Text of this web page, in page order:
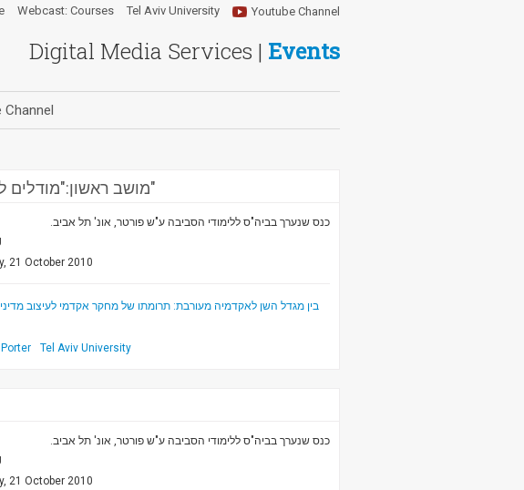
Digital Media Services | Events
Youtube Channel
Webcast: Courses Tel Aviv University
Channel
מושב ראשון:"מודלים לשיתוף פעולה בין מקבלי החלטות לאקדמיה"
כנס שנערך בביה"ס ללימודי הסביבה ע"ש פורטר, אונ' תל אביב.
21 October 2010
Porter Tel Aviv University
כנס שנערך בביה"ס ללימודי הסביבה ע"ש פורטר, אונ' תל אביב.
21 October 2010